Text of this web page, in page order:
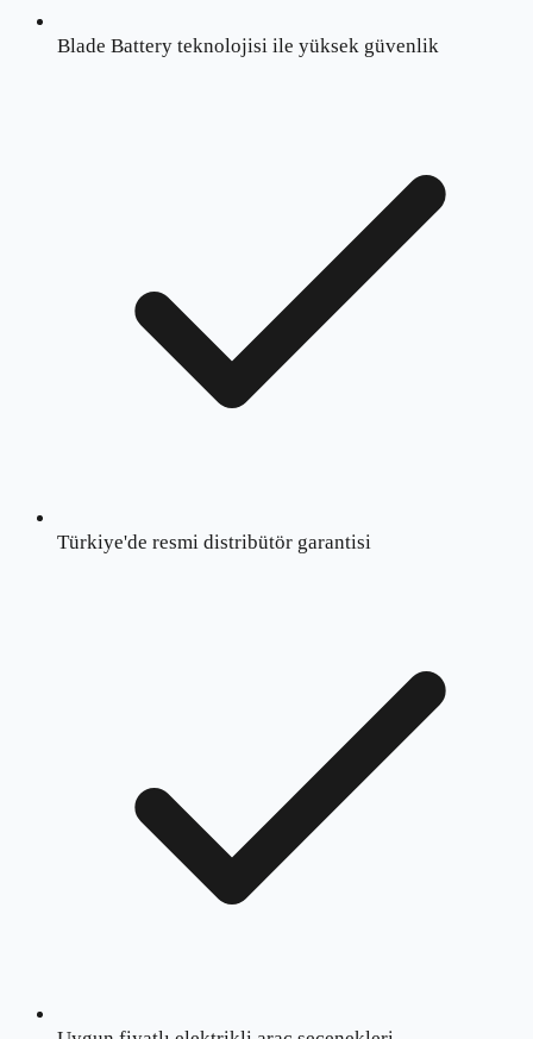
Blade Battery teknolojisi ile yüksek güvenlik
Türkiye'de resmi distribütör garantisi